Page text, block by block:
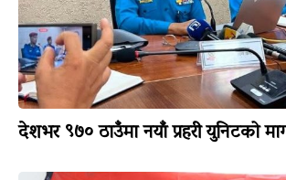
देशभर ९७० ठाउँमा नयाँ प्रहरी युनिटको